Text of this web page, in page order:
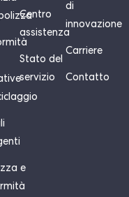
e
Centro
assistenza
Stato del
servizio
di
innovazione
Carriere
Contatto